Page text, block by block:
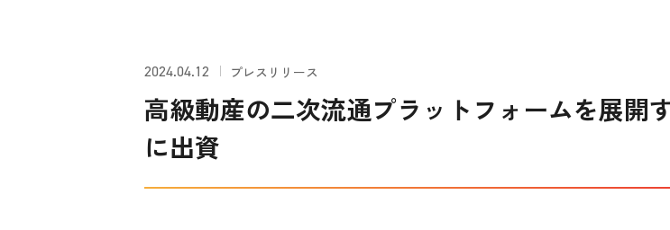
2024.04.12 プレスリリース
高級動産の二次流通プラットフォームを展開
に出資